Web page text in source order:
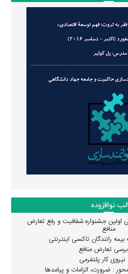
نوافزوده
جشنواره شفافیت و رفع تعارض
منافع
بیمه رانندگان تاکسی اینترنتی
تعارض منافع
نیروی کار پلتفرمی
: ضرورت، الزامات و پیامدها